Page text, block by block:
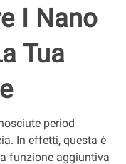
I Nano
Tua
period
In effetti, questa è
funzione aggiuntiva